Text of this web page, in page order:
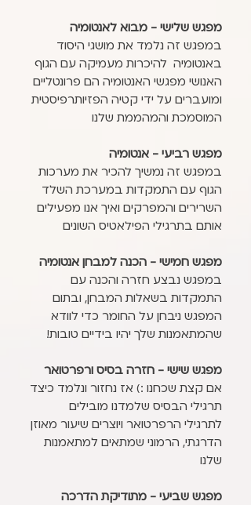
מפגש שלישי - מבוא לאנטומיה
במפגש זה נלמד את מושגי היסוד
באנטומיה להיכרות מעמיקה עם הגוף
האנושי מפגשי האנטומיה הם פרונטליים
ומועברים על ידי קטיה הפזיותרפיסטית
המוסמכת והמהממת שלנו
מפגש רביעי - אנטומיה
במפגש זה נמשיך להכיר את מערכות
הגוף עם התמקדות במערכת השלד
השרירים והמפרקים ואיך אנו מפעילים
אותם בתרגילי הפילאטיס השונים
מפגש חמישי - הכנה למבחן אנטומיה
במפגש נבצע חזרה והכנה עם
התמקדות בשאלות המבחן, ובתום
המפגש ניבחן על החומר כדי לוודא
שהמתאמנות שלך יהיו בידיים טובות!
מפגש שישי - חזרה בסיס ורפרטואר
אם קצת שכחנו :) אז נחזור ונלמד כיצד
תרגילי הבסיס שלמדנו מובילים
לתרגילי הרפרטואר ויוצרים שיעור מאוזן
הדרגתי, הרמוני שמתאים למתאמנות
שלנו
מפגש שביעי - מתודיקת הדרכה